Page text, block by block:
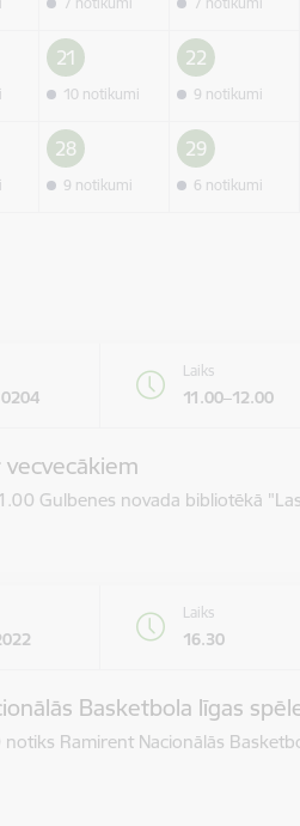
21
10 notikumi
22
9 notikumi
28
9 notikumi
29
6 notikumi
Laiks
11.00–12.00
vecvecākiem
Gulbenes novada bibliotēkā
Laiks
16.30
Basketbola līgas
Ramirent Nacionālās